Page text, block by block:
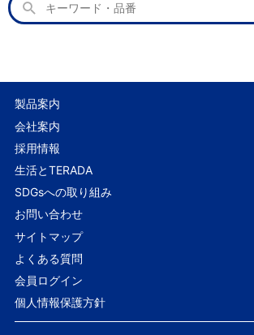
製品案内
会社案内
採用情報
生活とTERADA
SDGsへの取り組み
お問い合わせ
サイトマップ
よくある質問
会員ログイン
個人情報保護方針